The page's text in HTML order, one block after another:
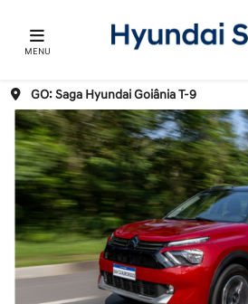
MENU
GO: Saga Hyundai Goiânia T-9